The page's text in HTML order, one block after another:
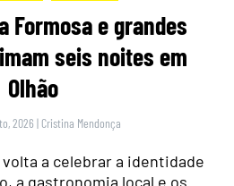
Formosa e grandes
seis noites em
Olhão
2026 | Cristina Mendonça
a celebrar a identidade
a gastronomia local e os